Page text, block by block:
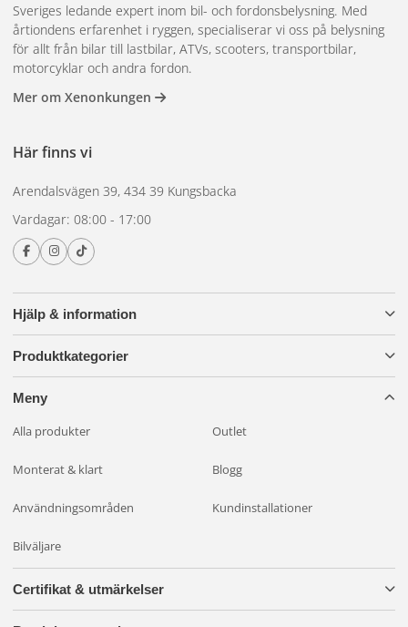
Hjälp & information
Produktkategorier
Meny
Alla produkter Outlet
Monterat & klart Blogg
Användningsområden Kundinstallationer
Bilväljare
Sveriges ledande expert inom bil- och fordonsbelysning. Med
årtiondens erfarenhet i ryggen, specialiserar vi oss på belysning
för allt från bilar till lastbilar, ATVs, scooters, transportbilar,
motorcyklar och andra fordon.
Mer om Xenonkungen
Här finns vi
Arendalsvägen 39, 434 39 Kungsbacka
Vardagar: 08:00 - 17:00
Certifikat & utmärkelser